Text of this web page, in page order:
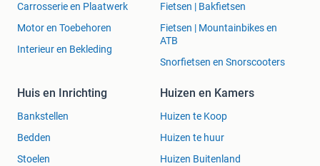
Carrosserie en Plaatwerk
Motor en Toebehoren
Interieur en Bekleding
Fietsen | Bakfietsen
Fietsen | Mountainbikes en
ATB
Snorfietsen en Snorscooters
Huis en Inrichting
Bankstellen
Bedden
Stoelen
Huizen en Kamers
Huizen te Koop
Huizen te huur
Huizen Buitenland